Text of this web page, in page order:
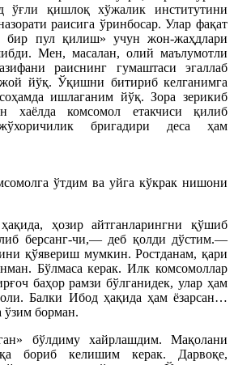
ўғли қишлоқ хўжалик институтини
раисига ўринбосар. Улар фақат
бир пул қилиш» учун жон-жаҳдлари
Мен, масалан, олий маълумотли
раиснинг гумаштаси эгаллаб
йўқ. Ўқишни битириб келганимга
ишлаганим йўқ. Зора зерикиб
хаёлда комсомол етакчиси қилиб
бригадири деса ҳам
ўтдим ва уйга кўкрак нишони
ҳозир айтганларингни қўшиб
берсанг-чи,— деб қолди дўстим.—
қўявериш мумкин. Ростданам, қари
Бўлмаса керак. Илк комсомоллар
баҳор рамзи бўлганидек, улар ҳам
Балки Ибод ҳақида ҳам ёзарсан…
ўзим борман.
бўлдиму хайрлашдим. Мақолани
бориб келишим керак. Дарвоқе,